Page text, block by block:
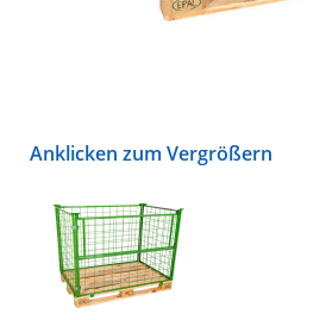
Anklicken zum Vergrößern